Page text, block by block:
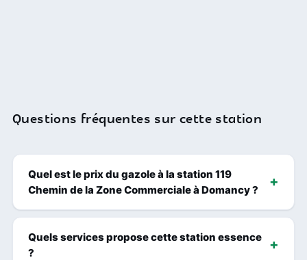
Questions fréquentes sur cette station
Quel est le prix du gazole à la station 119
Chemin de la Zone Commerciale à Domancy ?
Quels services propose cette station essence
?